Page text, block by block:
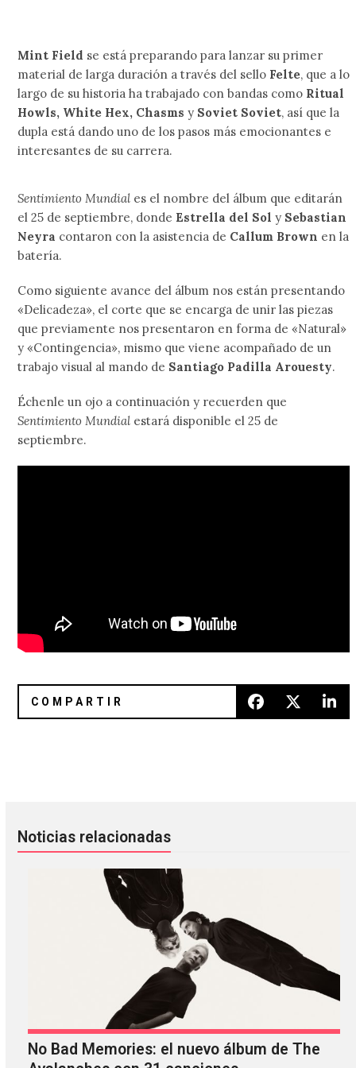
Mint Field se está preparando para lanzar su primer
material de larga duración a través del sello Felte, que a lo
largo de su historia ha trabajado con bandas como Ritual
Howls, White Hex, Chasmsy Soviet Soviet, así que la
dupla está dando uno de los pasos más emocionantes e
interesantes de su carrera.
Sentimiento Mundial es el nombre del álbum que editarán
el 25 de septiembre, donde Estrella del Soly Sebastian
Neyra contaron con la asistencia de Callum Brown en la
batería.
Como siguiente avance del álbum nos están presentando
«Delicadeza», el corte que se encarga de unir las piezas
que previamente nos presentaron en forma de «Natural»
y «Contingencia», mismo que viene acompañado de un
trabajo visual al mando de Santiago Padilla Arouesty.
Échenle un ojo a continuación y recuerden que
Sentimiento Mundial estará disponible el 25 de
septiembre.
Noticias relacionadas
No Bad Memories: el nuevo álbum de The